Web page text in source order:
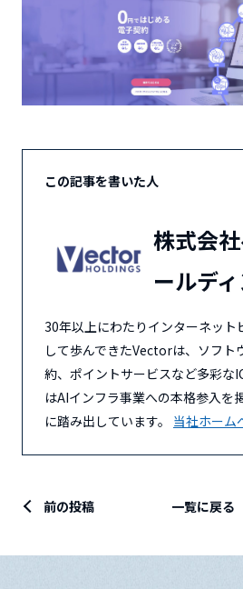
この記事を書いた人
株式会
ールデ
30年以上にわたりインターネット
して歩んできたVectorは、ソフト
約、ポイントサービスなど多彩な
はAIインフラ事業への本格参入を
に踏み出しています。 当社ホーム
前の投稿 一覧に戻る